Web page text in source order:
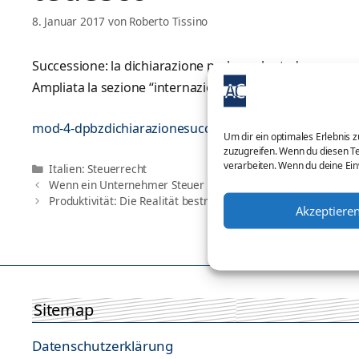
Um dir ein optimales Erlebnis
zuzugreifen. Wenn du diesen
verarbeiten. Wenn du deine
Akzeptieren
8. Januar 2017 von Roberto Tissino
Successione: la dichiarazione parla anche tedesco.
Ampliata la sezione “internazionale” del sito delle
mod-4-dpbzdichiarazionesuccessionebilingue
Kategorien
Italien: Steuerrecht
Wenn ein Unternehmer Steuer hinterzieht, ist die Pfändung
Produktivität: Die Realität bestreitet die Vorurteile
Sitemap
Datenschutzerklärung